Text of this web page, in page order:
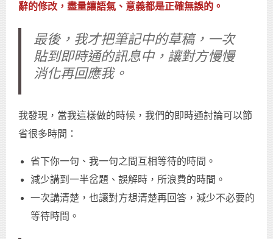
辭的修改，盡量讓語氣、意義都是正確無誤的。
最後，我才把筆記中的草稿，一次
貼到即時通的訊息中，讓對方慢慢
消化再回應我。
我發現，當我這樣做的時候，我們的即時通討論可以節
省很多時間：
省下你一句、我一句之間互相等待的時間。
減少講到一半岔題、誤解時，所浪費的時間。
一次講清楚，也讓對方想清楚再回答，減少不必要的
等待時間。